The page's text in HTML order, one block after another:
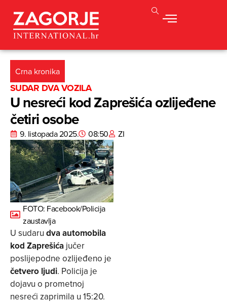
Crna kronika
SUDAR DVA VOZILA
U nesreći kod Zaprešića ozlijeđene
četiri osobe
9. listopada 2025. 08:50 ZI
FOTO: Facebook/Policija
zaustavlja
U sudaru dva automobila
kod Zaprešića jučer
poslijepodne ozlijeđeno je
četvero ljudi. Policija je
dojavu o prometnoj
nesreći zaprimila u 15:20.